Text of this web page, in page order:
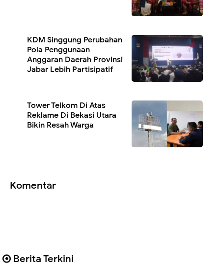
KDM Singgung Perubahan
Pola Penggunaan
Anggaran Daerah Provinsi
Jabar Lebih Partisipatif
Tower Telkom Di Atas
Reklame Di Bekasi Utara
Bikin Resah Warga
Komentar
Berita Terkini